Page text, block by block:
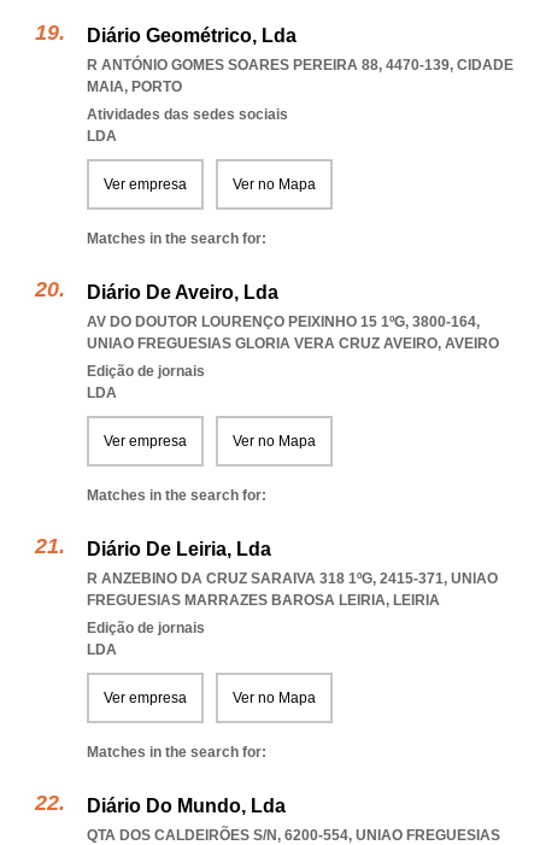
Diário Geométrico, Lda
R ANTÓNIO GOMES SOARES PEREIRA 88, 4470-139, CIDADE
MAIA, PORTO
Atividades das sedes sociais
LDA
Ver empresa Ver no Mapa
Matches in the search for:
Diário De Aveiro, Lda
AV DO DOUTOR LOURENÇO PEIXINHO 15 1ºG, 3800-164,
UNIAO FREGUESIAS GLORIA VERA CRUZ AVEIRO, AVEIRO
Edição de jornais
LDA
Ver empresa Ver no Mapa
Matches in the search for:
Diário De Leiria, Lda
R ANZEBINO DA CRUZ SARAIVA 318 1ºG, 2415-371, UNIAO
FREGUESIAS MARRAZES BAROSA LEIRIA, LEIRIA
Edição de jornais
LDA
Ver empresa Ver no Mapa
Matches in the search for:
Diário Do Mundo, Lda
QTA DOS CALDEIRÕES S/N, 6200-554, UNIAO FREGUESIAS